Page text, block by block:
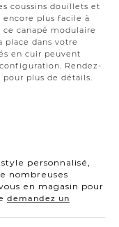
coussins douillets et
plus facile à
canapé modulaire
place dans votre
en cuir peuvent
Rendez-
pour plus de détails.
personnalisé,
nombreuses
en magasin pour
demandez un